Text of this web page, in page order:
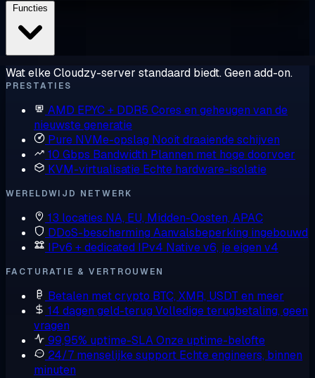
Wat elke Cloudzy-server standaard biedt. Geen add-on.
PRESTATIES
AMD EPYC + DDR5 Cores en geheugen van de
nieuwste generatie
Pure NVMe-opslag Nooit draaiende schijven
10 Gbps Bandwidth Plannen met hoge doorvoer
KVM-virtualisatie Echte hardware-isolatie
WERELDWIJD NETWERK
13 locaties NA, EU, Midden-Oosten, APAC
DDoS-bescherming Aanvalsbeperking ingebouwd
IPv6 + dedicated IPv4 Native v6, je eigen v4
FACTURATIE & VERTROUWEN
Betalen met crypto BTC, XMR, USDT en meer
14 dagen geld-terug Volledige terugbetaling, geen
vragen
99,95% uptime-SLAOnze uptime-belofte
24/7 menselijke support Echte engineers, binnen
minuten